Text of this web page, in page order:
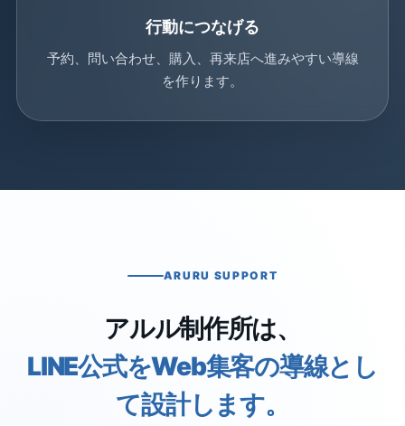
行動につなげる
予約、問い合わせ、購入、再来店へ進みやすい導線
を作ります。
ARURU SUPPORT
アルル制作所は、
LINE公式をWeb集客の導線とし
て設計します。